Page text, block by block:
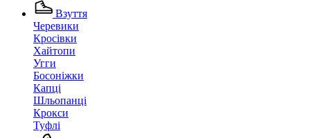
Взуття
Черевики
Кросівки
Хайтопи
Угги
Босоніжки
Капці
Шльопанці
Крокси
Туфлі